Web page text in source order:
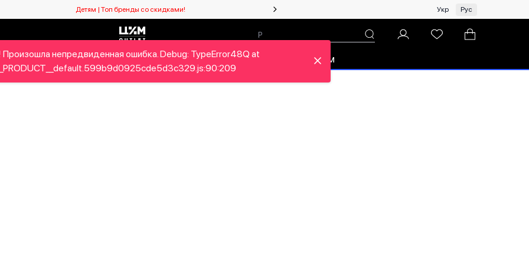
Детям | Топ бренды со скидками! Женщинам | Топ бренды со скидками!
Укр Рус
Детям Home&Gifts Бренды Новый сезон Про ЦУМ
Произошла непредвиденная ошибка. Debug: TypeError48Q at